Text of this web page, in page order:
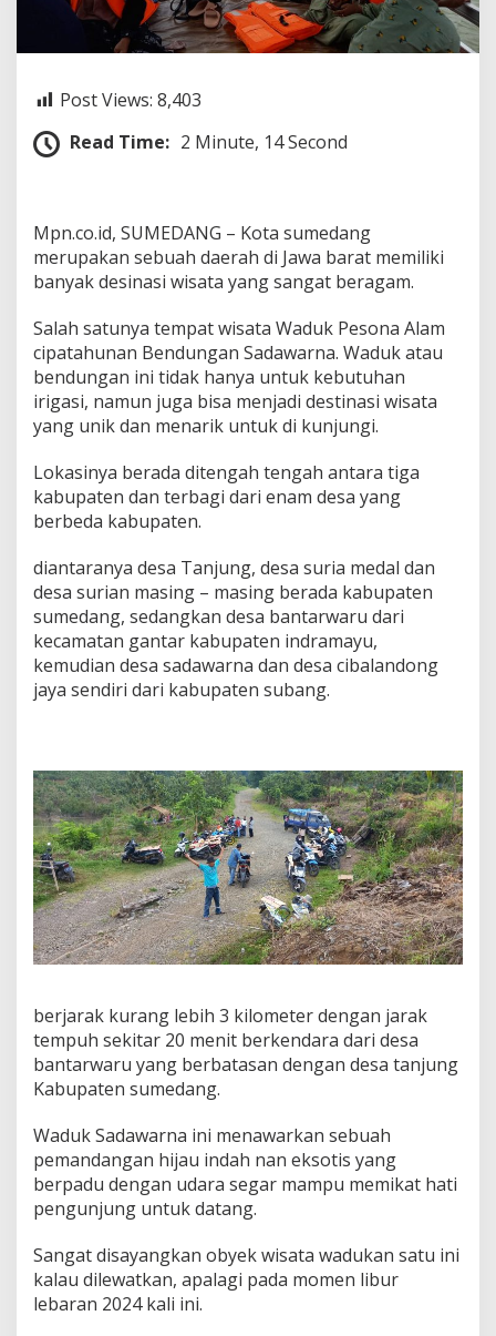
n
a
s
a
l
a
y
n
g
c
c
o
u
n
b
e
r
i
b
u
H
a
r
i
L
e
b
a
r
a
n
Post Views: 8,403
Read Time: 2 Minute, 14 Second
Mpn.co.id, SUMEDANG – Kota sumedang
merupakan sebuah daerah di Jawa barat memiliki
banyak desinasi wisata yang sangat beragam.
Salah satunya tempat wisata Waduk Pesona Alam
cipatahunan Bendungan Sadawarna. Waduk atau
bendungan ini tidak hanya untuk kebutuhan
irigasi, namun juga bisa menjadi destinasi wisata
yang unik dan menarik untuk di kunjungi.
Lokasinya berada ditengah tengah antara tiga
kabupaten dan terbagi dari enam desa yang
berbeda kabupaten.
diantaranya desa Tanjung, desa suria medal dan
desa surian masing – masing berada kabupaten
sumedang, sedangkan desa bantarwaru dari
kecamatan gantar kabupaten indramayu,
kemudian desa sadawarna dan desa cibalandong
jaya sendiri dari kabupaten subang.
berjarak kurang lebih 3 kilometer dengan jarak
tempuh sekitar 20 menit berkendara dari desa
bantarwaru yang berbatasan dengan desa tanjung
Kabupaten sumedang.
Waduk Sadawarna ini menawarkan sebuah
pemandangan hijau indah nan eksotis yang
berpadu dengan udara segar mampu memikat hati
pengunjung untuk datang.
Sangat disayangkan obyek wisata wadukan satu ini
kalau dilewatkan, apalagi pada momen libur
lebaran 2024 kali ini.